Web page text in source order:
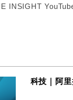
INSIGHT
科技｜阿